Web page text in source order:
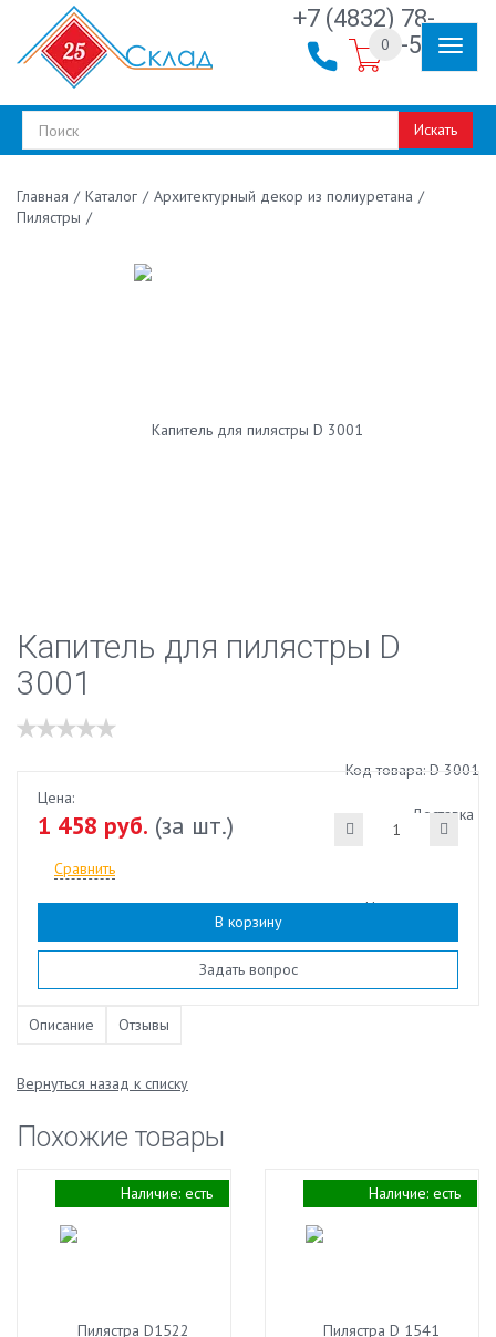
+7 (4832) 78-
30-50
Искать
0
Главная / Каталог / Архитектурный декор из полиуретана /
Пилястры /
Капитель для пилястры D
3001
Наличие:есть
Код товара: D 3001
Доставка
Цена:
1 458 руб. (за шт.)
Сравнить
В корзину
Задать вопрос
Описание Отзывы
Вернуться назад к списку
Похожие товары
Наличие: есть Наличие: есть